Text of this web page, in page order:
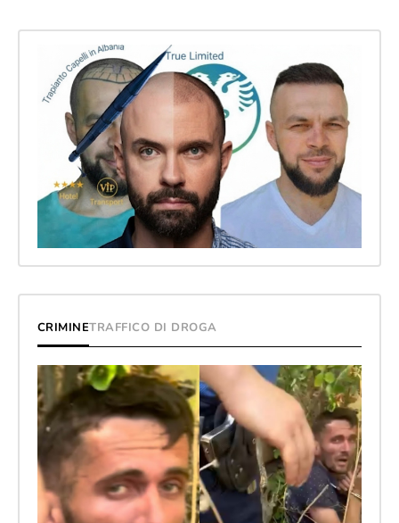
CRIMINETRAFFICO DI DROGA